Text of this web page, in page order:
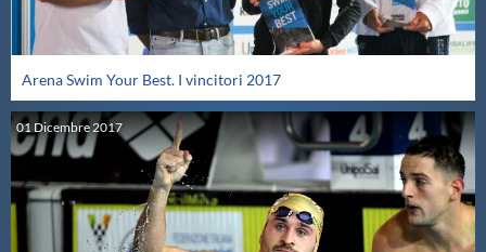
Arena Swim Your Best. I vincitori 2017
01 Dicembre2017